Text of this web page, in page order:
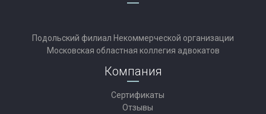
Подольский филиал Некоммерческой организации
Московская областная коллегия адвокатов
Компания
Сертификаты
Отзывы